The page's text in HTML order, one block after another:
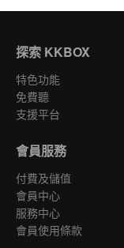
探索 KKBOX
特色功能
免費聽
支援平台
會員服務
付費及儲值
會員中心
服務中心
會員使用條款